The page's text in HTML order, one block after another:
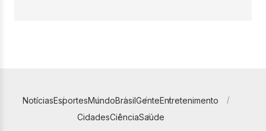
NotíciasEsportesMundoBrasilGenteEntretenimento
CidadesCiênciaSaúde